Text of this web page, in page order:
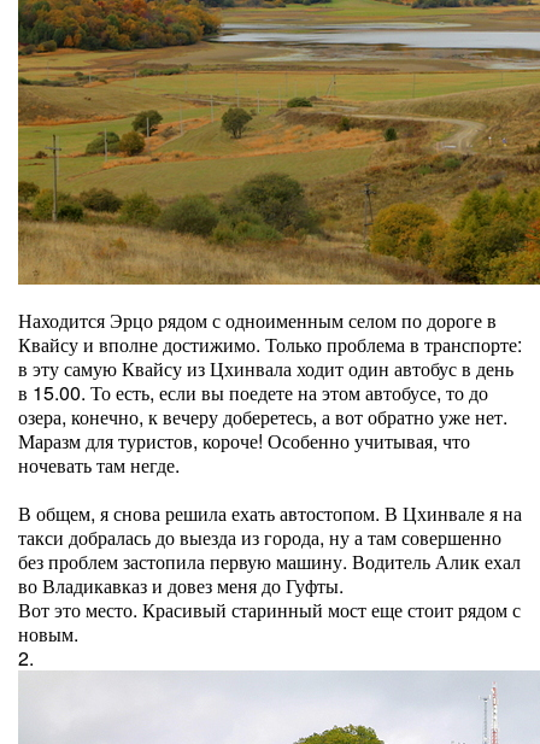
Находится Эрцо рядом с одноименным селом по дороге в
Квайсу и вполне достижимо. Только проблема в транспорте:
в эту самую Квайсу из Цхинвала ходит один автобус в день
в 15.00. То есть, если вы поедете на этом автобусе, то до
озера, конечно, к вечеру доберетесь, а вот обратно уже нет.
Маразм для туристов, короче! Особенно учитывая, что
ночевать там негде.
В общем, я снова решила ехать автостопом. В Цхинвале я на
такси добралась до выезда из города, ну а там совершенно
без проблем застопила первую машину. Водитель Алик ехал
во Владикавказ и довез меня до Гуфты.
Вот это место. Красивый старинный мост еще стоит рядом с
новым.
2.